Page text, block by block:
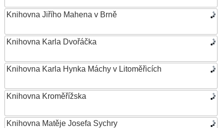
Knihovna Jiřího Mahena v Brně
Knihovna Karla Dvořáčka
Knihovna Karla Hynka Máchy v Litoměřicích
Knihovna Kroměřížska
Knihovna Matěje Josefa Sychry